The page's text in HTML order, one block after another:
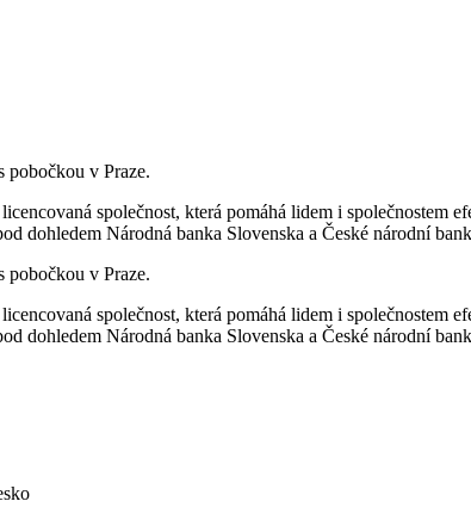
pobočkou v Praze.
společnost, která pomáhá lidem i
dohledem Národná banka Slovenska a České národní
pobočkou v Praze.
společnost, která pomáhá lidem i
dohledem Národná banka Slovenska a České národní